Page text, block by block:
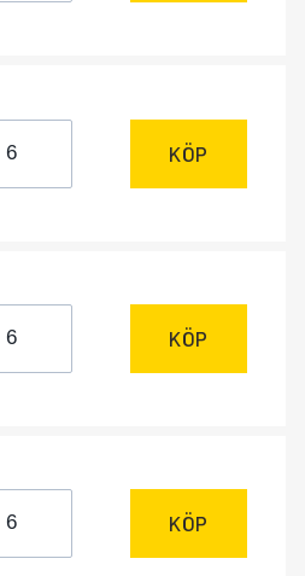
KÖP
KÖP
KÖP